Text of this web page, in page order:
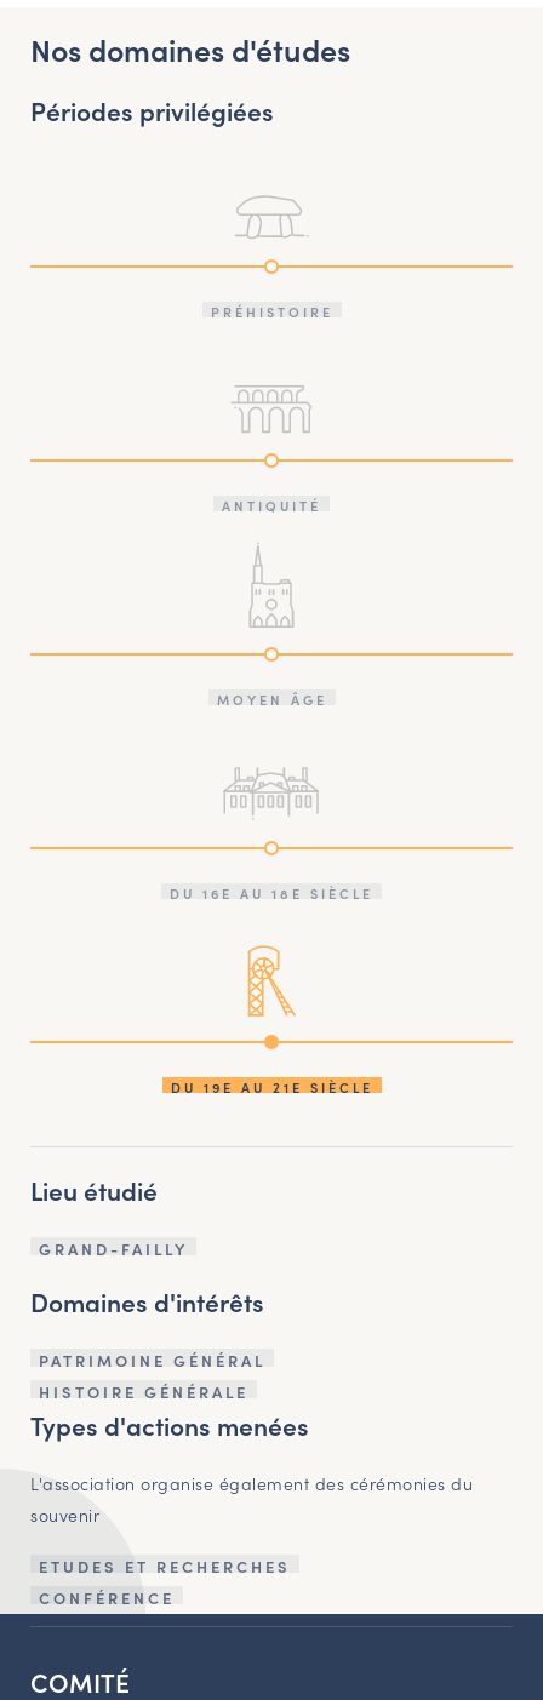
Nos domaines d'études
Périodes privilégiées
PRÉHISTOIRE
ANTIQUITÉ
MOYEN ÂGE
DU 16E AU 18E SIÈCLE
DU 19E AU 21E SIÈCLE
Lieu étudié
GRAND-FAILLY
Domaines d'intérêts
PATRIMOINE GÉNÉRAL
HISTOIRE GÉNÉRALE
Types d'actions menées
L'association organise également des cérémonies du
souvenir
ETUDES ET RECHERCHES
CONFÉRENCE
COMITÉ